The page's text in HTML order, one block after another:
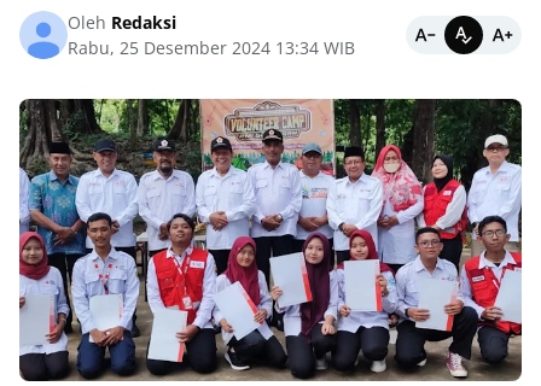
Oleh Redaksi
Rabu, 25 Desember 2024 13:34 WIB